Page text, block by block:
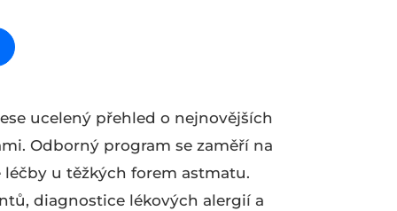
ucelený přehled o nejnovějších
Odborný program se zaměří na
u těžkých forem astmatu.
diagnostice lékových alergií a